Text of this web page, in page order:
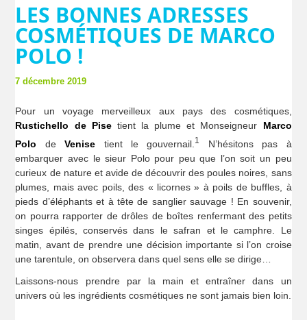
LES BONNES ADRESSES
COSMÉTIQUES DE MARCO
POLO !
7 décembre 2019
Pour un voyage merveilleux aux pays des cosmétiques,
Rustichello de Pisetient la plume et Monseigneur Marco
Polo deVenise tient le gouvernail. 1
N’hésitons pas à
embarquer avec le sieur Polo pour peu que l’on soit un peu
curieux de nature et avide de découvrir des poules noires, sans
plumes, mais avec poils, des « licornes » à poils de buffles, à
pieds d’éléphants et à tête de sanglier sauvage ! En souvenir,
on pourra rapporter de drôles de boîtes renfermant des petits
singes épilés, conservés dans le safran et le camphre. Le
matin, avant de prendre une décision importante si l’on croise
une tarentule, on observera dans quel sens elle se dirige…
Laissons-nous prendre par la main et entraîner dans un
univers où les ingrédients cosmétiques ne sont jamais bien loin.